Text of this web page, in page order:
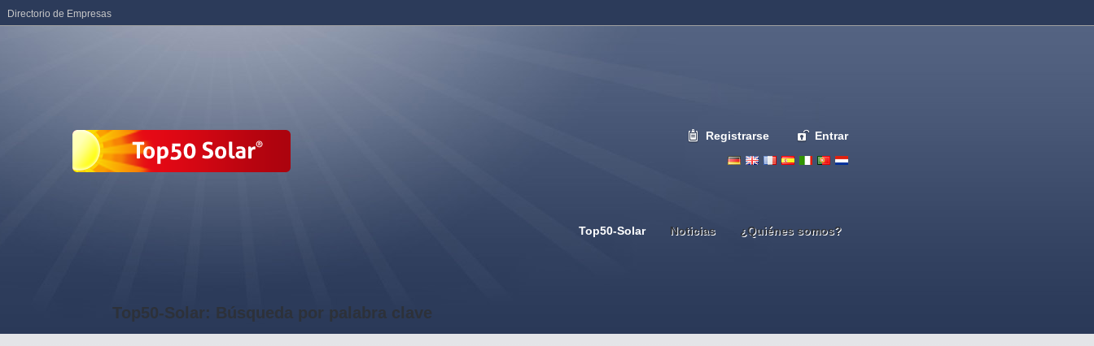
Registrarse Entrar
Top50-Solar Noticias ¿Quiénes somos?
Top50-Solar: Búsqueda por palabra clave
Directorio de Empresas